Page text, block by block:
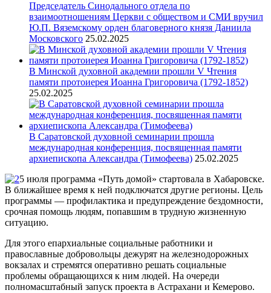
Председатель Синодального отдела по
взаимоотношениям Церкви с обществом и СМИ вручил
Ю.П. Вяземскому орден благоверного князя Даниила
Московского 25.02.2025
В Минской духовной академии прошли V Чтения
памяти протоиерея Иоанна Григоровича (1792-1852)
25.02.2025
В Саратовской духовной семинарии прошла
международная конференция, посвященная памяти
архиепископа Александра (Тимофеева) 25.02.2025
5 июля программа «Путь домой» стартовала в Хабаровске.
В ближайшее время к ней подключатся другие регионы. Цель
программы — профилактика и предупреждение бездомности,
срочная помощь людям, попавшим в трудную жизненную
ситуацию.
Для этого епархиальные социальные работники и
православные добровольцы дежурят на железнодорожных
вокзалах и стремятся оперативно решать социальные
проблемы обращающихся к ним людей. На очереди
полномасштабный запуск проекта в Астрахани и Кемерово.